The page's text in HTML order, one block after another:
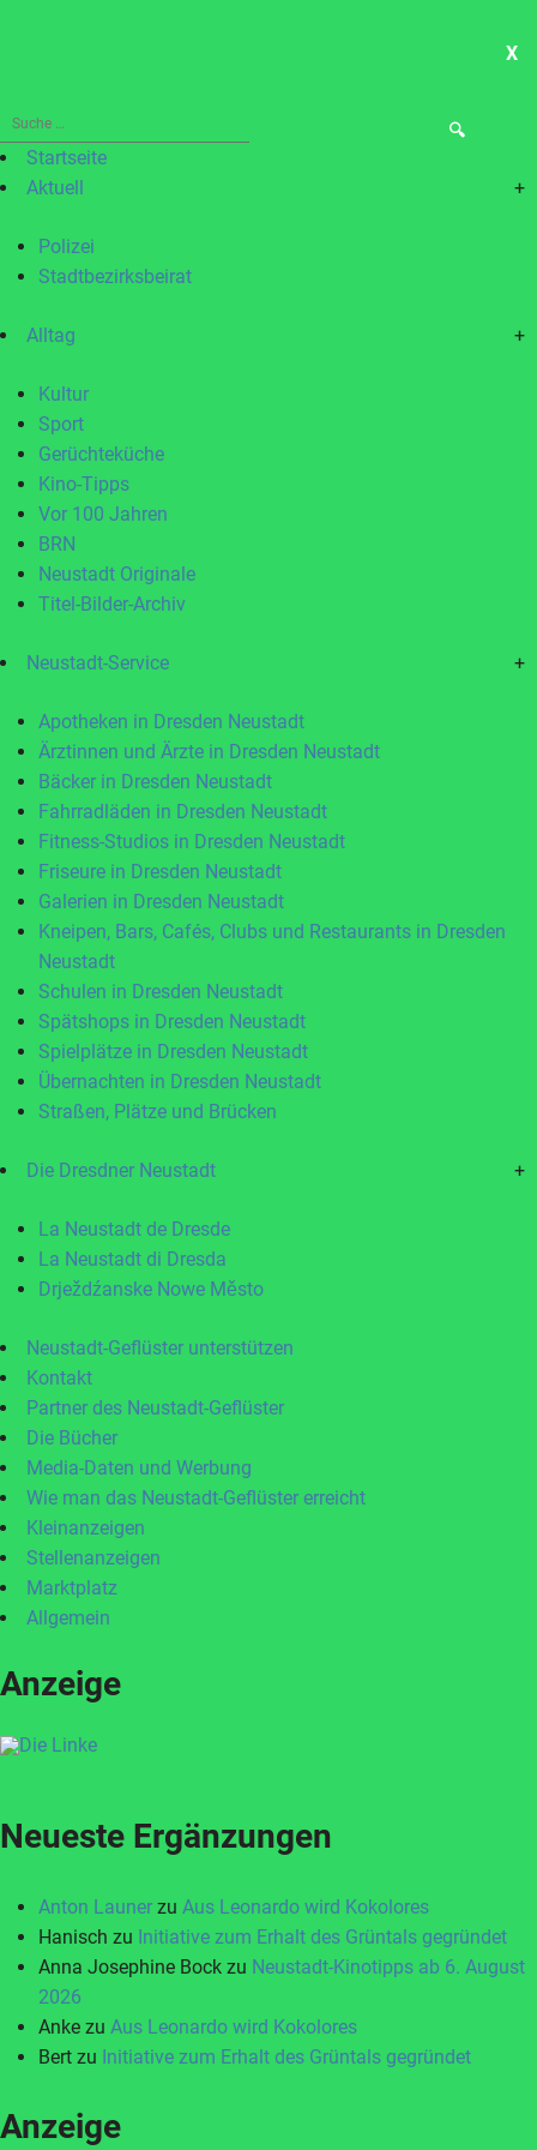
X
Suche
nach:Startseite
Aktuell
+
Polizei
Stadtbezirksbeirat
Alltag +
Kultur
Sport
Gerüchteküche
Kino-Tipps
Vor 100 Jahren
BRN
Neustadt Originale
Titel-Bilder-Archiv
Neustadt-Service +
Apotheken in Dresden Neustadt
Ärztinnen und Ärzte in Dresden Neustadt
Bäcker in Dresden Neustadt
Fahrradläden in Dresden Neustadt
Fitness-Studios in Dresden Neustadt
Friseure in Dresden Neustadt
Galerien in Dresden Neustadt
Kneipen, Bars, Cafés, Clubs und Restaurants in Dresden
Neustadt
Schulen in Dresden Neustadt
Spätshops in Dresden Neustadt
Spielplätze in Dresden Neustadt
Übernachten in Dresden Neustadt
Straßen, Plätze und Brücken
Die Dresdner Neustadt +
La Neustadt de Dresde
La Neustadt di Dresda
Drježdźanske Nowe Město
Neustadt-Geflüster unterstützen
Kontakt
Partner des Neustadt-Geflüster
Die Bücher
Media-Daten und Werbung
Wie man das Neustadt-Geflüster erreicht
Kleinanzeigen
Stellenanzeigen
Marktplatz
Allgemein
Anzeige
Neueste Ergänzungen
Anton Launer zu Aus Leonardo wird Kokolores
Hanisch zu Initiative zum Erhalt des Grüntals gegründet
Anna Josephine Bock zu Neustadt-Kinotipps ab 6. August
2026
Anke zu Aus Leonardo wird Kokolores
Bert zu Initiative zum Erhalt des Grüntals gegründet
Anzeige